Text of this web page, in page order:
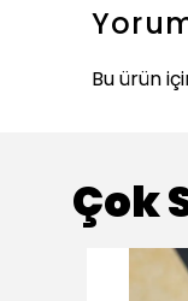
Bu ürün
Çok